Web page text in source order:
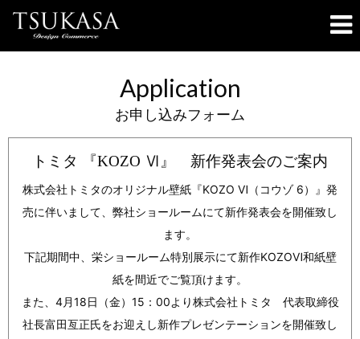
Application
お申し込みフォーム
トミタ 『KOZO Ⅵ』 新作発表会のご案内
株式会社トミタのオリジナル壁紙『KOZO Ⅵ（コウゾ 6）』発
売に伴いまして、 弊社ショールームにて新作発表会を開催致し
ます。
下記期間中、栄ショールーム特別展示にて新作KOZOⅥ和紙壁
紙を間近でご覧頂けます。
また、4月18日（金）15：00より株式会社トミタ 代表取締役
社長富田亙正氏をお迎えし新作プレゼンテーションを開催致し